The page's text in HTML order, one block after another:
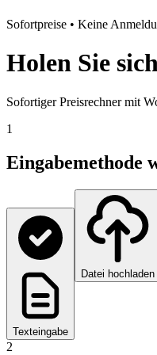
Sofortpreise • Keine
Holen Sie
Sofortiger Preisrechner mit
1
Eingabemethode
Texteingabe
Datei hochladen
2